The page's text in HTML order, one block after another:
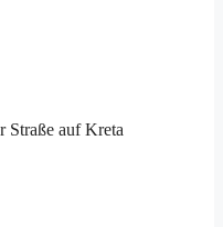
Straße auf Kreta